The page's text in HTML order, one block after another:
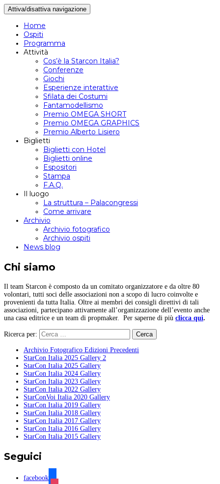
Attiva/disattiva navigazione
Home
Ospiti
Programma
Attività
Cos’è la Starcon Italia?
Conferenze
Giochi
Esperienze interattive
Sfilata dei Costumi
Fantamodellismo
Premio OMEGA SHORT
Premio OMEGA GRAPHICS
Premio Alberto Lisiero
Biglietti
Biglietti con Hotel
Biglietti online
Espositori
Stampa
F.A.Q.
Il luogo
La struttura – Palacongressi
Come arrivare
Archivio
Archivio fotografico
Archivio ospiti
News blog
Chi siamo
Il team Starcon è composto da un comitato organizzatore e da oltre 80
volontari, tutti soci delle associazioni non a scopo di lucro coinvolte e
provenienti da tutta Italia. Oltre ai membri dei consigli direttivi di tali
associazioni, partecipano attivamente all’organizzazione dell’evento anche
una casa editrice e un team di propmaker. Per saperne di più clicca qui.
Ricerca per:
Archivio Fotografico Edizioni Precedenti
StarCon Italia 2025 Gallery 2
StarCon Italia 2025 Gallery
StarCon Italia 2024 Gallery
StarCon Italia 2023 Gallery
StarCon Italia 2022 Gallery
StarConVoi Italia 2020 Gallery
StarCon Italia 2019 Gallery
StarCon Italia 2018 Gallery
StarCon Italia 2017 Gallery
StarCon Italia 2016 Gallery
StarCon Italia 2015 Gallery
Seguici
facebook